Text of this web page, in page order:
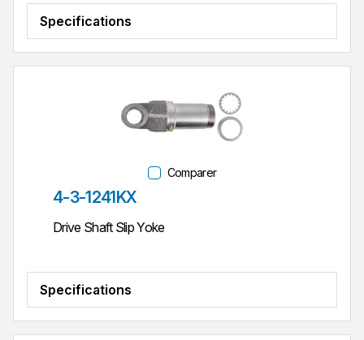
Specifications
Comparer
Réf. pièce
4-3-1241KX
Drive Shaft Slip Yoke
Specifications